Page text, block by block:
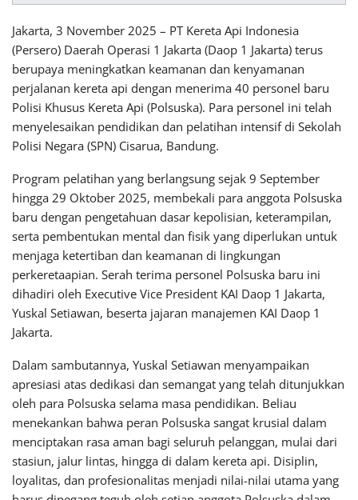
Jakarta, 3 November 2025 – PT Kereta Api Indonesia
(Persero) Daerah Operasi 1 Jakarta (Daop 1 Jakarta) terus
berupaya meningkatkan keamanan dan kenyamanan
perjalanan kereta api dengan menerima 40 personel baru
Polisi Khusus Kereta Api (Polsuska). Para personel ini telah
menyelesaikan pendidikan dan pelatihan intensif di Sekolah
Polisi Negara (SPN) Cisarua, Bandung.
Program pelatihan yang berlangsung sejak 9 September
hingga 29 Oktober 2025, membekali para anggota Polsuska
baru dengan pengetahuan dasar kepolisian, keterampilan,
serta pembentukan mental dan fisik yang diperlukan untuk
menjaga ketertiban dan keamanan di lingkungan
perkeretaapian. Serah terima personel Polsuska baru ini
dihadiri oleh Executive Vice President KAI Daop 1 Jakarta,
Yuskal Setiawan, beserta jajaran manajemen KAI Daop 1
Jakarta.
Dalam sambutannya, Yuskal Setiawan menyampaikan
apresiasi atas dedikasi dan semangat yang telah ditunjukkan
oleh para Polsuska selama masa pendidikan. Beliau
menekankan bahwa peran Polsuska sangat krusial dalam
menciptakan rasa aman bagi seluruh pelanggan, mulai dari
stasiun, jalur lintas, hingga di dalam kereta api. Disiplin,
loyalitas, dan profesionalitas menjadi nilai-nilai utama yang